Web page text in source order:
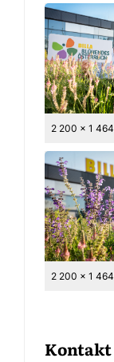
2 200 x 1 464
2 200 x 1 464
Kontakt